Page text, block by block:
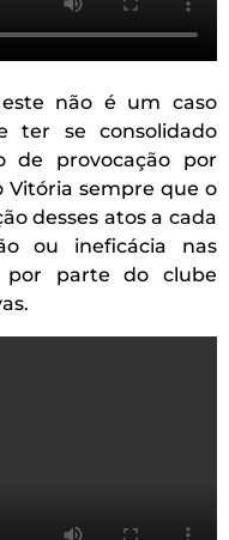
não é um caso
ter se consolidado
de provocação por
Vitória sempre que o
desses atos a cada
ou ineficácia nas
por parte do clube